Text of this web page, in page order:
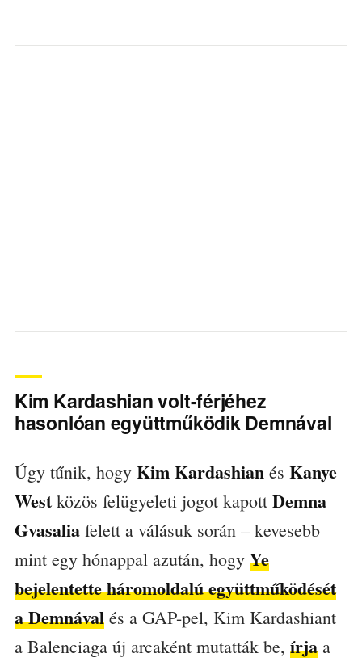
Kim Kardashian volt-férjéhez
hasonlóan együttműködik Demnával
Úgy tűnik, hogy Kim Kardashianés Kanye
Westközös felügyeleti jogot kapott Demna
Gvasaliafelett a válásuk során – kevesebb
mint egy hónappal azután, hogy Ye
bejelentette háromoldalú együttműködését
a Demnávalés a GAP-pel, Kim Kardashiant
a Balenciaga új arcaként mutatták be, írjaa